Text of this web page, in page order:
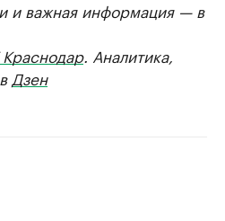
и важная информация — в
. Аналитика,
Дзен